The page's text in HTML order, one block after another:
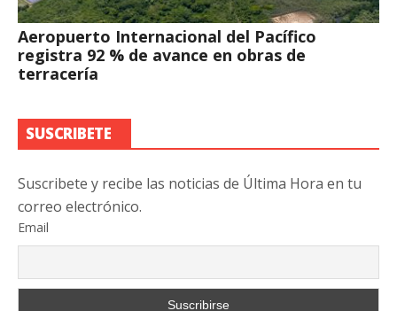
Aeropuerto Internacional del Pacífico
registra 92 % de avance en obras de
terracería
SUSCRIBETE
Suscribete y recibe las noticias de Última Hora en tu
correo electrónico.
Email